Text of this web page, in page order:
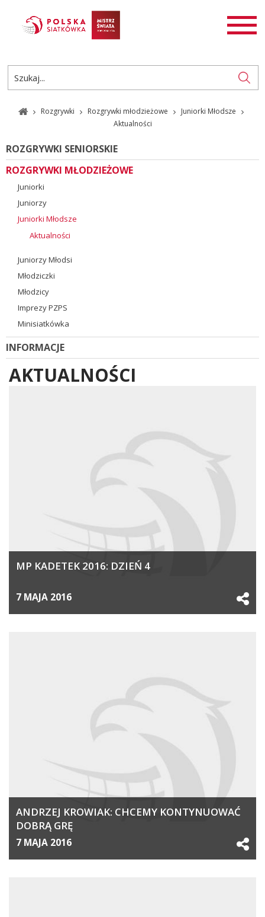
AKTUALNOŚCI
ROZGRYWKI
PL
EN
Rozgrywki Rozgrywki młodzieżowe
Juniorki Młodsze
Aktualności
ROZGRYWKI SENIORSKIE
ROZGRYWKI MŁODZIEŻOWE
Juniorki
Juniorzy
Juniorki Młodsze
Aktualności
Juniorzy Młodsi
Młodziczki
Młodzicy
Imprezy PZPS
Minisiatkówka
INFORMACJE
AKTUALNOŚCI
MP KADETEK 2016: DZIEŃ 4
7 MAJA 2016
ANDRZEJ KROWIAK: CHCEMY KONTYNUOWAĆ
DOBRĄ GRĘ
7 MAJA 2016